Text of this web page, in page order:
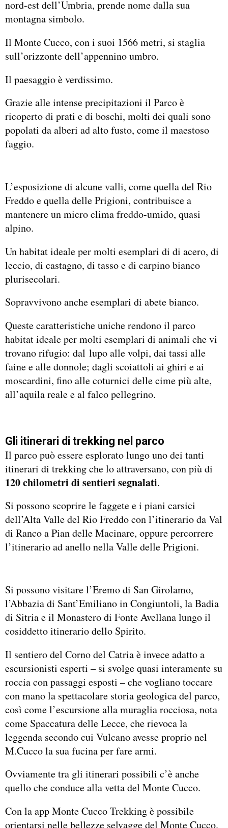
nord-est dell’Umbria, prende nome dalla sua
montagna simbolo.
Il Monte Cucco, con i suoi 1566 metri, si staglia
sull’orizzonte dell’appennino umbro.
Il paesaggio è verdissimo.
Grazie alle intense precipitazioni il Parco è
ricoperto di prati e di boschi, molti dei quali sono
popolati da alberi ad alto fusto, come il maestoso
faggio.
L’esposizione di alcune valli, come quella del Rio
Freddo e quella delle Prigioni, contribuisce a
mantenere un micro clima freddo-umido, quasi
alpino.
Un habitat ideale per molti esemplari di di acero, di
leccio, di castagno, di tasso e di carpino bianco
plurisecolari.
Sopravvivono anche esemplari di abete bianco.
Queste caratteristiche uniche rendono il parco
habitat ideale per molti esemplari di animali che vi
trovano rifugio: dal lupo alle volpi, dai tassi alle
faine e alle donnole; dagli scoiattoli ai ghiri e ai
moscardini, fino alle coturnici delle cime più alte,
all’aquila reale e al falco pellegrino.
Gli itinerari di trekking nel parco
Il parco può essere esplorato lungo uno dei tanti
itinerari di trekking che lo attraversano, con più di
120 chilometri di sentieri segnalati.
Si possono scoprire le faggete e i piani carsici
dell’Alta Valle del Rio Freddo con l’itinerario da Val
di Ranco a Pian delle Macinare, oppure percorrere
l’itinerario ad anello nella Valle delle Prigioni.
Si possono visitare l’Eremo di San Girolamo,
l’Abbazia di Sant’Emiliano in Congiuntoli, la Badia
di Sitria e il Monastero di Fonte Avellana lungo il
cosiddetto itinerario dello Spirito.
Il sentiero del Corno del Catria è invece adatto a
escursionisti esperti – si svolge quasi interamente su
roccia con passaggi esposti – che vogliano toccare
con mano la spettacolare storia geologica del parco,
così come l’escursione alla muraglia rocciosa, nota
come Spaccatura delle Lecce, che rievoca la
leggenda secondo cui Vulcano avesse proprio nel
M.Cucco la sua fucina per fare armi.
Ovviamente tra gli itinerari possibili c’è anche
quello che conduce alla vetta del Monte Cucco.
Con la app Monte Cucco Trekking è possibile
orientarsi nelle bellezze selvagge del Monte Cucco.